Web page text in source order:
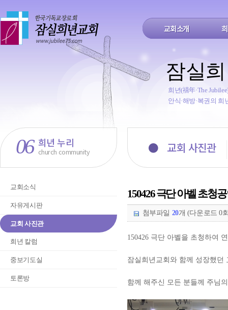
교회소개
잠실
희년(禧年·The
안식·해방·복권의
06 희년 누리
church community
교회소식
자유게시판
교회 사진관
희년 칼럼
중보기도실
토론방
● 교회 사진관
150426 극단 아벨 초청
첨부파일 20개 (다운로드 0
150426 극단 아벨을 초청하여
잠실희년교회와 함께 성장했던
함께 해주신 모든 분들께 주님